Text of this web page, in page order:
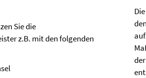
Sie die
z.B. mit den folgenden